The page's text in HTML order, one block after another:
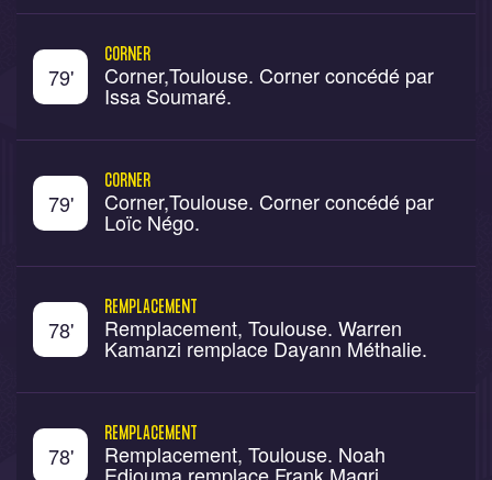
79'
CORNER
Corner,Toulouse. Corner concédé par
Issa Soumaré.
79'
CORNER
Corner,Toulouse. Corner concédé par
Loïc Négo.
78'
REMPLACEMENT
Remplacement, Toulouse. Warren
Kamanzi remplace Dayann Méthalie.
78'
REMPLACEMENT
Remplacement, Toulouse. Noah